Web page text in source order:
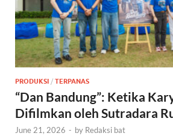
PRODUKSI / TERPANAS
“Dan Bandung”: Ketika
Difilmkan oleh Sutradara
June 21, 2026 - by Redaksi bat